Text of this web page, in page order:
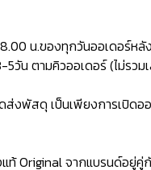
น.ของทุกวันออเดอร์หลั
5วัน ตามคิวออเดอร์ (ไม่รว
ส่งพัสดุ เป็นเพียงการเปิด
แท้ Original จากแบรนด์อ